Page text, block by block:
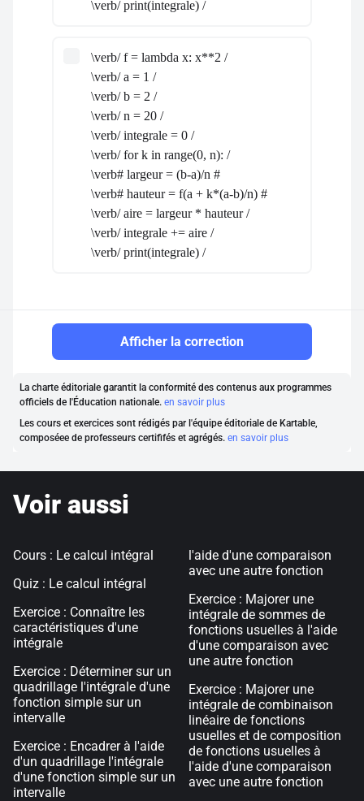
\verb/ print(integrale) /
\verb/ f = lambda x: x**2 /
\verb/ a = 1 /
\verb/ b = 2 /
\verb/ n = 20 /
\verb/ integrale = 0 /
\verb/ for k in range(0, n): /
\verb# largeur = (b-a)/n #
\verb# hauteur = f(a + k*(a-b)/n) #
\verb/ aire = largeur * hauteur /
\verb/ integrale += aire /
\verb/ print(integrale) /
Afficher la correction
La charte éditoriale garantit la conformité des contenus aux programmes
officiels de l'Éducation nationale. en savoir plus
Les cours et exercices sont rédigés par l'équipe éditoriale de Kartable,
composéee de professeurs certififés et agrégés. en savoir plus
Voir aussi
Cours : Le calcul intégral
Quiz : Le calcul intégral
Exercice : Connaître les
caractéristiques d'une
intégrale
Exercice : Déterminer sur un
quadrillage l'intégrale d'une
fonction simple sur un
intervalle
Exercice : Encadrer à l'aide
d'un quadrillage l'intégrale
d'une fonction simple sur un
intervalle
l'aide d'une comparaison
avec une autre fonction
Exercice : Majorer une
intégrale de sommes de
fonctions usuelles à l'aide
d'une comparaison avec
une autre fonction
Exercice : Majorer une
intégrale de combinaison
linéaire de fonctions
usuelles et de composition
de fonctions usuelles à
l'aide d'une comparaison
avec une autre fonction